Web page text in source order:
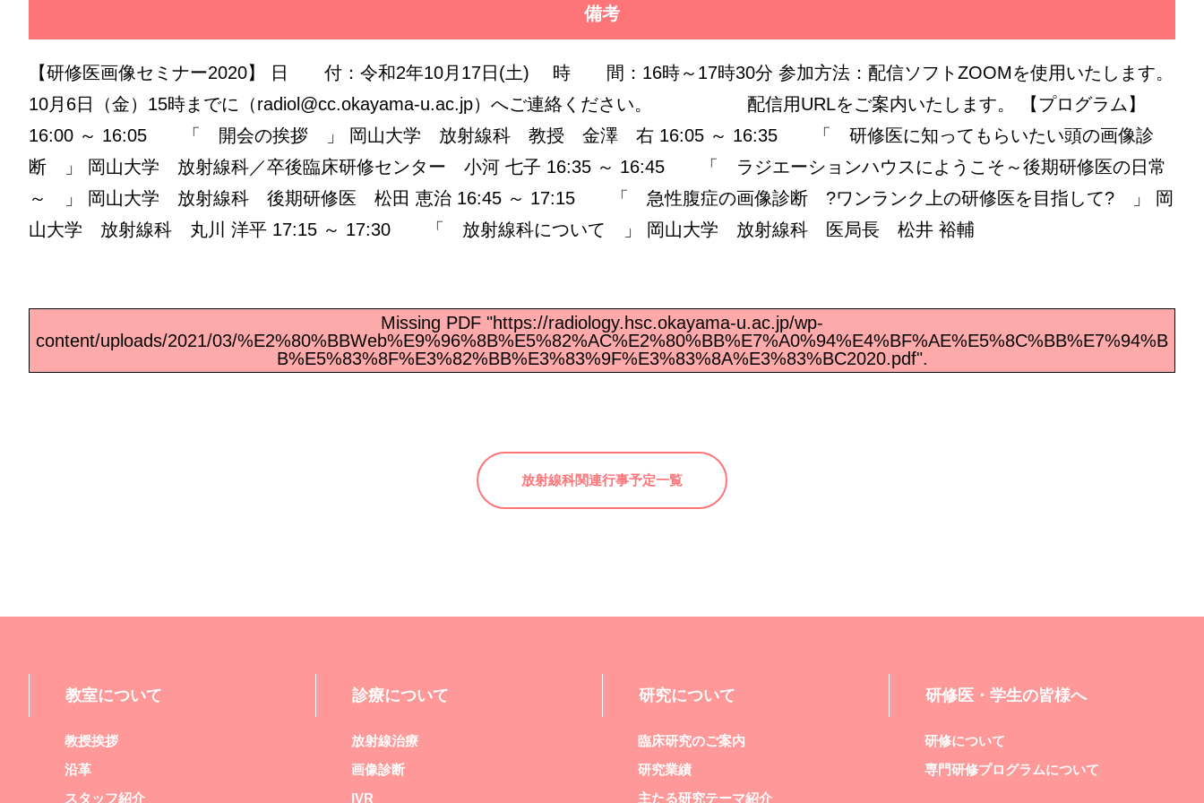
備考
【研修医画像セミナー2020】 日 付：令和2年10月17日(土) 時 間：16時～17時30分 参加方法：配信ソフトZOOMを使用いたします。
10月6日（金）15時までに（radiol@cc.okayama-u.ac.jp）へご連絡ください。 配信用URLをご案内いたします。 【プログラム】
16:00 ～ 16:05 「 開会の挨拶 」 岡山大学 放射線科 教授 金澤 右 16:05 ～ 16:35 「 研修医に知ってもらいたい頭の画像診
断 」 岡山大学 放射線科／卒後臨床研修センター 小河 七子 16:35 ～ 16:45 「 ラジエーションハウスにようこそ～後期研修医の日常
～ 」 岡山大学 放射線科 後期研修医 松田 恵治 16:45 ～ 17:15 「 急性腹症の画像診断 ?ワンランク上の研修医を目指して? 」 岡
山大学 放射線科 丸川 洋平 17:15 ～ 17:30 「 放射線科について 」 岡山大学 放射線科 医局長 松井 裕輔
Missing PDF "https://radiology.hsc.okayama-u.ac.jp/wp-
content/uploads/2021/03/%E2%80%BBWeb%E9%96%8B%E5%82%AC%E2%80%BB%E7%A0%94%E4%BF%AE%E5%8C%BB%E7%94%B
B%E5%83%8F%E3%82%BB%E3%83%9F%E3%83%8A%E3%83%BC2020.pdf".
放射線科関連行事予定一覧
教室について
教授挨拶
沿革
スタッフ紹介
診療について
放射線治療
画像診断
IVR
研究について
臨床研究のご案内
研究業績
主たる研究テーマ紹介
研修医・学生の皆様へ
研修について
専門研修プログラムについて